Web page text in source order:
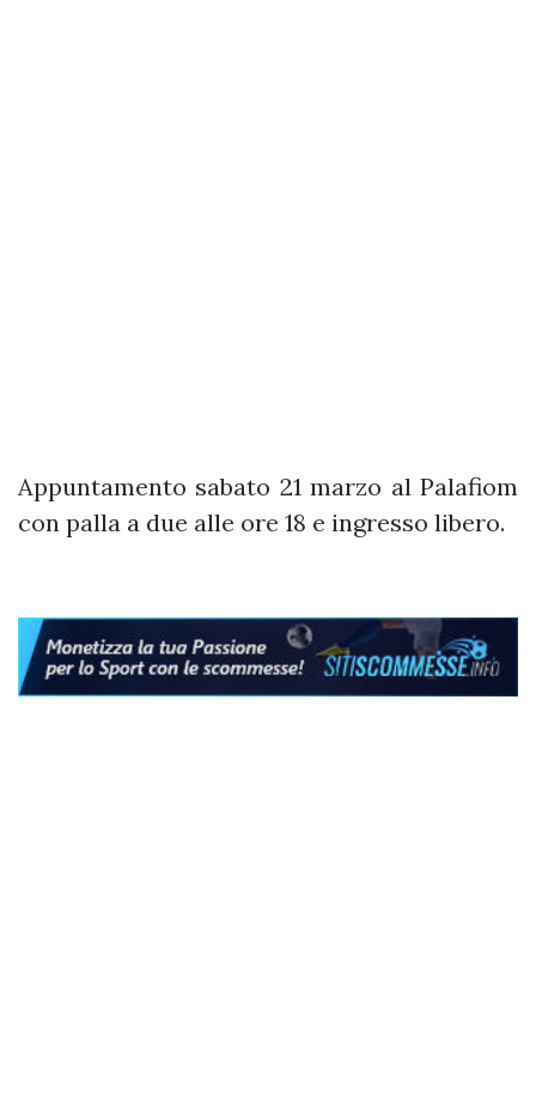
Appuntamento sabato 21 marzo al Palafiom
con palla a due alle ore 18 e ingresso libero.